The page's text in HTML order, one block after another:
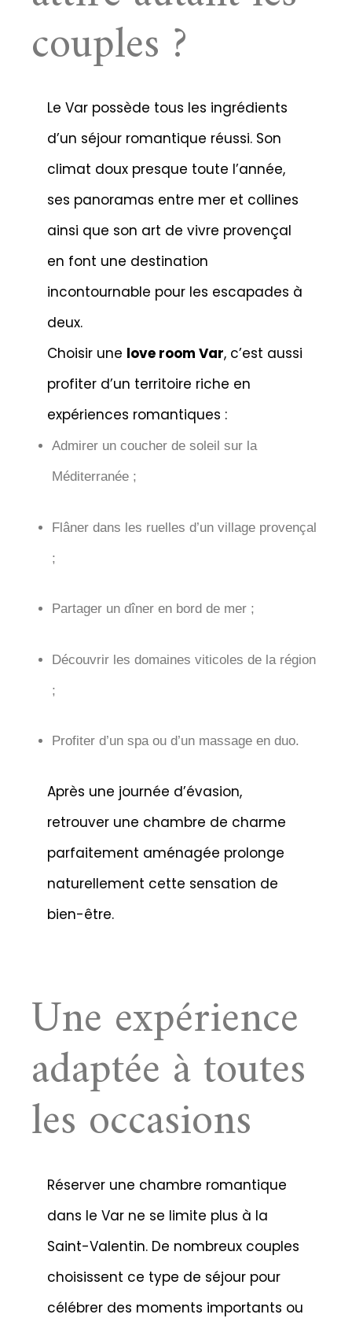
couples ?
Le Var possède tous les ingrédients
d’un séjour romantique réussi. Son
climat doux presque toute l’année,
ses panoramas entre mer et collines
ainsi que son art de vivre provençal
en font une destination
incontournable pour les escapades à
deux.
Choisir une love room Var, c’est aussi
profiter d’un territoire riche en
expériences romantiques :
Admirer un coucher de soleil sur la
Méditerranée ;
Flâner dans les ruelles d’un village provençal
;
Partager un dîner en bord de mer ;
Découvrir les domaines viticoles de la région
;
Profiter d’un spa ou d’un massage en duo.
Après une journée d’évasion,
retrouver une chambre de charme
parfaitement aménagée prolonge
naturellement cette sensation de
bien-être.
Une expérience
adaptée à toutes
les occasions
Réserver une chambre romantique
dans le Var ne se limite plus à la
Saint-Valentin. De nombreux couples
choisissent ce type de séjour pour
célébrer des moments importants ou